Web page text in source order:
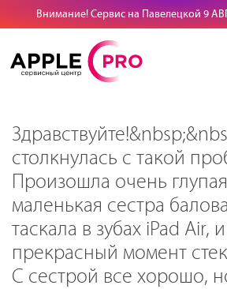
Внимание! Сервис на Павелецкой 9
столкнулась с такой
Произошла очень
маленькая сестра
таскала в зубах iPad Air,
прекрасный момент
С сестрой все хорошо,